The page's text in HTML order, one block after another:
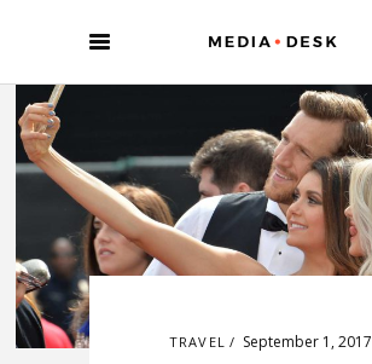
TRAVEL September 1, 2017